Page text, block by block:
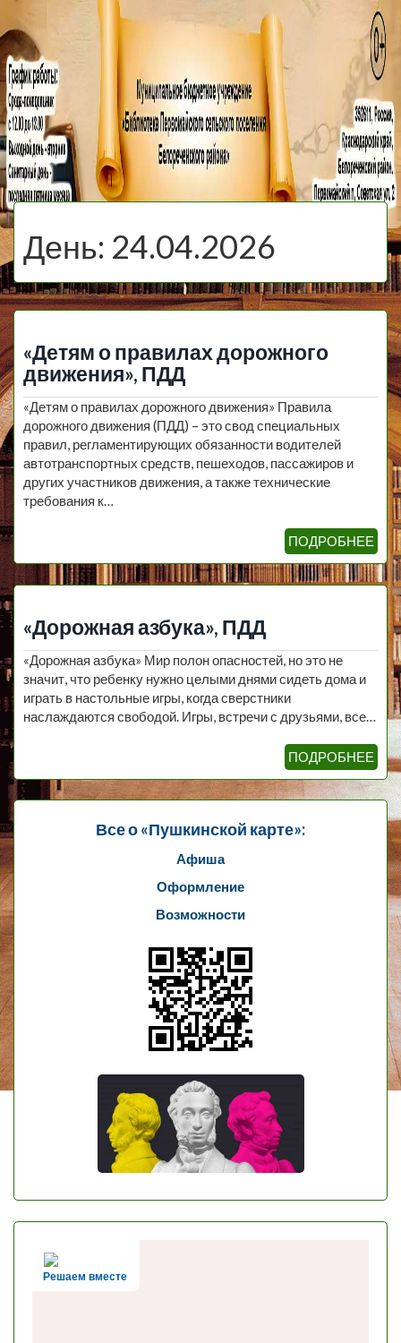
МБУ Библиотека
Первомайского
Сельского
Поселения
День: 24.04.2026
«Детям о правилах дорожного
движения», ПДД
«Детям о правилах дорожного движения» Правила
дорожного движения (ПДД) – это свод специальных
правил, регламентирующих обязанности водителей
автотранспортных средств, пешеходов, пассажиров и
других участников движения, а также технические
требования к…
ПОДРОБНЕЕ
«Дорожная азбука», ПДД
«Дорожная азбука» Мир полон опасностей, но это не
значит, что ребенку нужно целыми днями сидеть дома и
играть в настольные игры, когда сверстники
наслаждаются свободой. Игры, встречи с друзьями, все…
ПОДРОБНЕЕ
Все о «Пушкинской карте»:
Афиша
Оформление
Возможности
Решаем вместе